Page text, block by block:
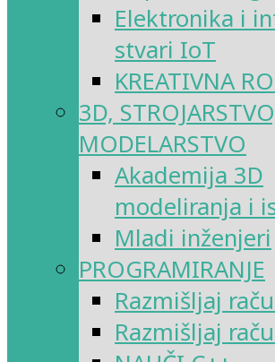
Elektronika i
stvari IoT
KREATIVNA
3D,
MODELARSTVO
Akademija 3D
modeliranja i
Mladi inženjeri
PROGRAMIRANJE
Razmišljaj
Razmišljaj